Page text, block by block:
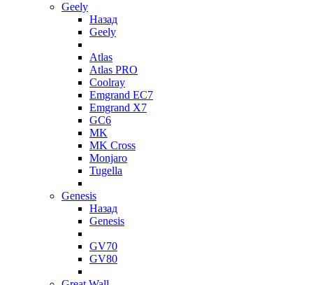
Geely
Назад
Geely
Atlas
Atlas PRO
Coolray
Emgrand EC7
Emgrand X7
GC6
MK
MK Cross
Monjaro
Tugella
Genesis
Назад
Genesis
GV70
GV80